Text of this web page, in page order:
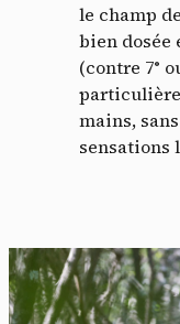
le champ
bien dosée
(contre 7°
mains,
sensations